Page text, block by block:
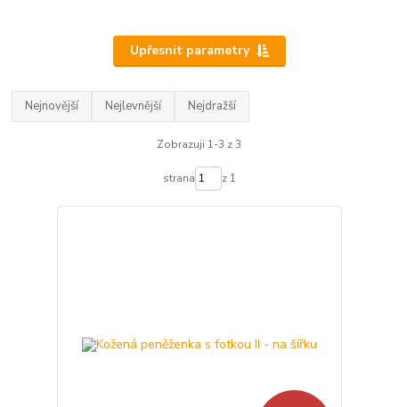
Upřesnit parametry
Nejnovější Nejlevnější Nejdražší
Zobrazuji 1-3 z 3
strana z 1